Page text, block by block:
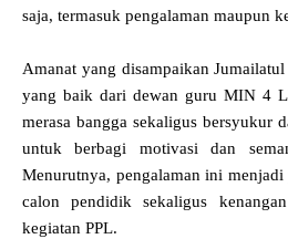
saja, termasuk pengalaman maupun
Amanat yang disampaikan
yang baik dari dewan guru MIN 4
merasa bangga sekaligus bersyukur
untuk berbagi motivasi dan
Menurutnya, pengalaman ini menjadi
calon pendidik sekaligus
kegiatan PPL.